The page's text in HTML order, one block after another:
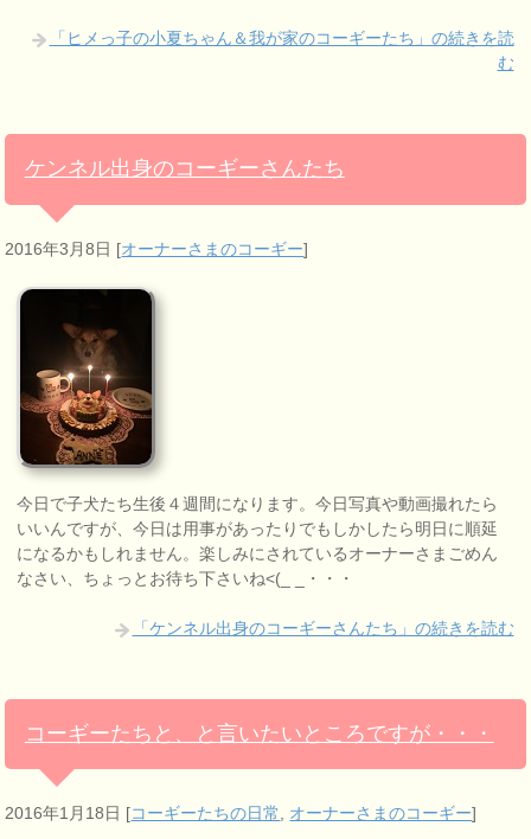
「ヒメっ子の小夏ちゃん＆我が家のコーギーたち」の続きを読
む
ケンネル出身のコーギーさんたち
2016年3月8日 [オーナーさまのコーギー]
今日で子犬たち生後４週間になります。今日写真や動画撮れたら
いいんですが、今日は用事があったりでもしかしたら明日に順延
になるかもしれません。楽しみにされているオーナーさまごめん
なさい、ちょっとお待ち下さいね<(_ _・・・
「ケンネル出身のコーギーさんたち」の続きを読む
コーギーたちと、と言いたいところですが・・・
2016年1月18日 [コーギーたちの日常, オーナーさまのコーギー]